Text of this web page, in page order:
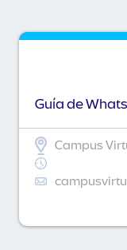
Guía de
Campus